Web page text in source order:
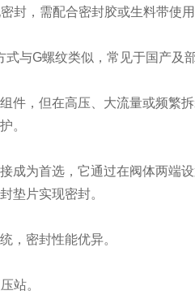
封，需配合密封胶或生料带使
与G螺纹类似，常见于国产及
件，但在高压、大流量或频繁
。
成为首选，它通过在阀体两端
垫片实现密封。
，密封性能优异。
站。